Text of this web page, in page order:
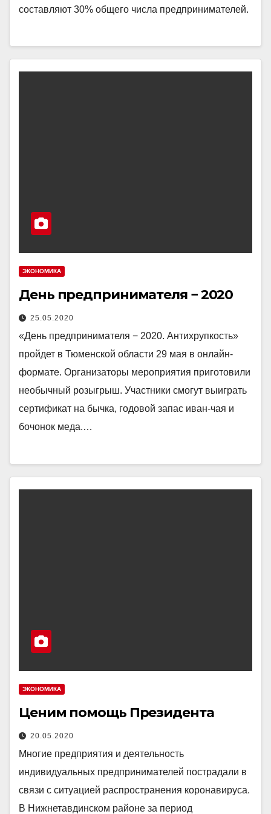
составляют 30% общего числа предпринимателей.
ЭКОНОМИКА
День предпринимателя − 2020
25.05.2020
«День предпринимателя − 2020. Антихрупкость»
пройдет в Тюменской области 29 мая в онлайн-
формате. Организаторы мероприятия приготовили
необычный розыгрыш. Участники смогут выиграть
сертификат на бычка, годовой запас иван-чая и
бочонок меда.…
ЭКОНОМИКА
Ценим помощь Президента
20.05.2020
Многие предприятия и деятельность
индивидуальных предпринимателей пострадали в
связи с ситуацией распространения коронавируса.
В Нижнетавдинском районе за период